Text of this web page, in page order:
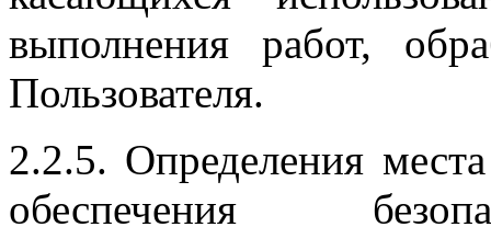
выполнения работ,
Пользователя.
2.2.5. Определения
обеспечения